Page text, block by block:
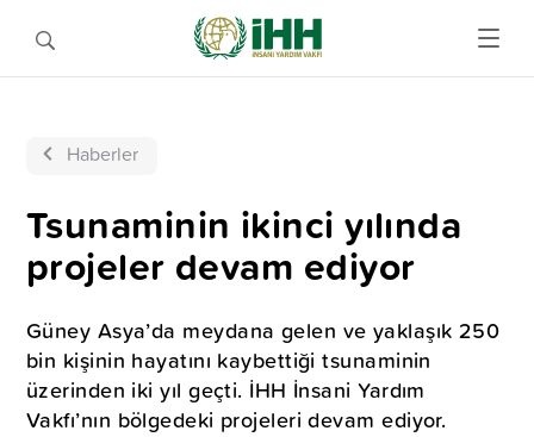
Haberler
Tsunaminin ikinci yılında
projeler devam ediyor
Güney Asya’da meydana gelen ve yaklaşık 250
bin kişinin hayatını kaybettiği tsunaminin
üzerinden iki yıl geçti. İHH İnsani Yardım
Vakfı’nın bölgedeki projeleri devam ediyor.